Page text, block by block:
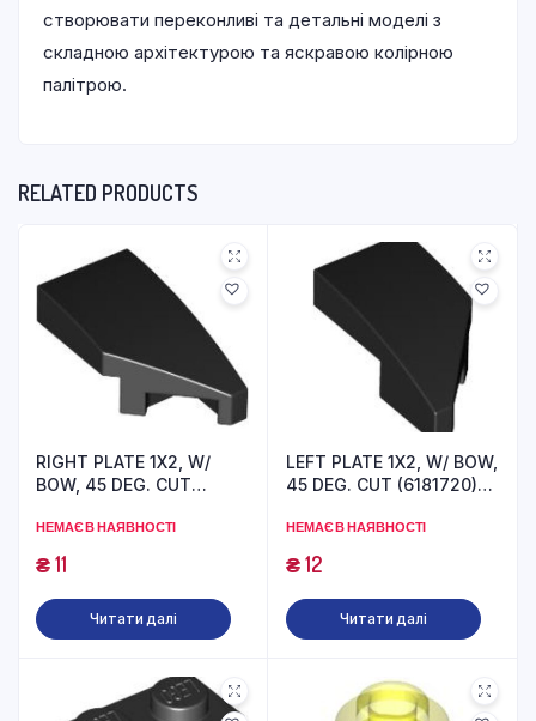
створювати переконливі та детальні моделі з
складною архітектурою та яскравою колірною
палітрою.
RELATED PRODUCTS
RIGHT PLATE 1X2, W/
BOW, 45 DEG. CUT
НЕМАЄ В НАЯВНОСТІ
₴11
Читати далі
LEFT PLATE 1X2, W/ BOW,
45 DEG. CUT (6181720)
НЕМАЄ В НАЯВНОСТІ
₴12
Читати далі